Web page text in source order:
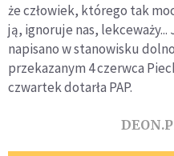
że człowiek, którego tak
ją, ignoruje nas,
napisano w stanowisku
przekazanym 4 czerwca
czwartek dotarła PAP.